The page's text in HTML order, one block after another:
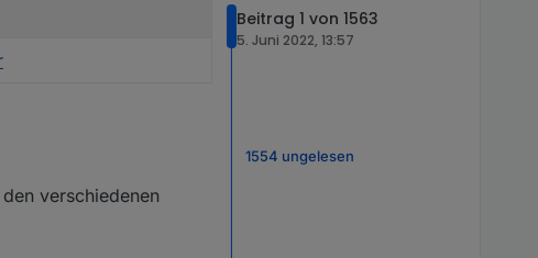
verschiedenen
Beitrag 1 von 1563
5. Juni 2022, 13:57
1554 ungelesen